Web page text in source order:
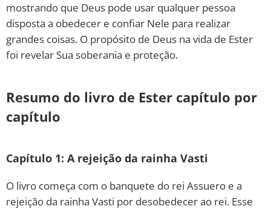
mostrando que Deus pode usar qualquer pessoa
disposta a obedecer e confiar Nele para realizar
grandes coisas. O propósito de Deus na vida de Ester
foi revelar Sua soberania e proteção.
Resumo do livro de Ester capítulo por
capítulo
Capítulo 1: A rejeição da rainha Vasti
O livro começa com o banquete do rei Assuero e a
rejeição da rainha Vasti por desobedecer ao rei. Esse